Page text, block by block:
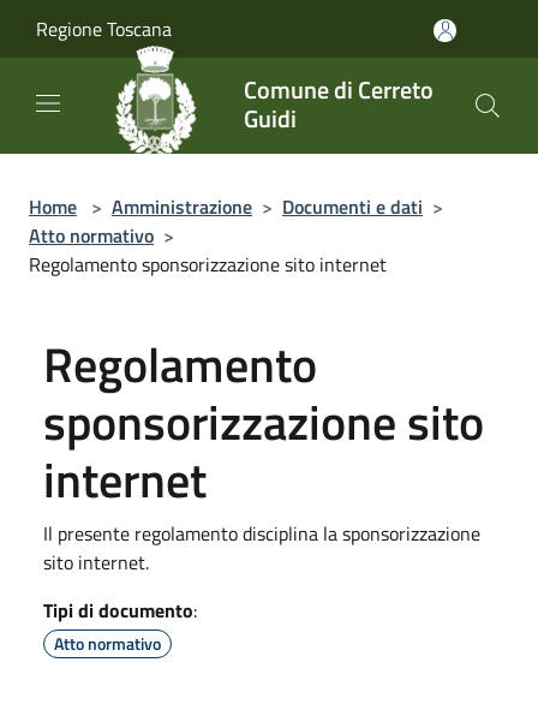
Regione Toscana
Comune di Cerreto
Guidi
Home > Amministrazione > Documenti e dati >
Atto normativo >
Regolamento sponsorizzazione sito internet
Regolamento
sponsorizzazione sito
internet
Il presente regolamento disciplina la sponsorizzazione
sito internet.
Tipi di documento:
Atto normativo